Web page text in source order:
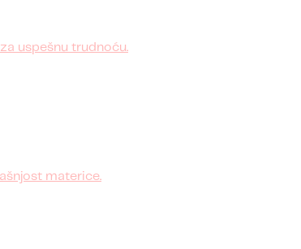
uspešnu trudnoću.
materice.